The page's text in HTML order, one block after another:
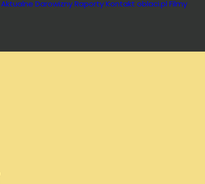
Aktualne DarowiznyRaportyKontakt oblaci.pl Filmy